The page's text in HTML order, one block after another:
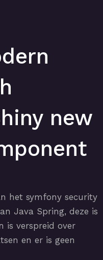
new
het symfony security
Java Spring, deze is
is verspreid over
en er is geen